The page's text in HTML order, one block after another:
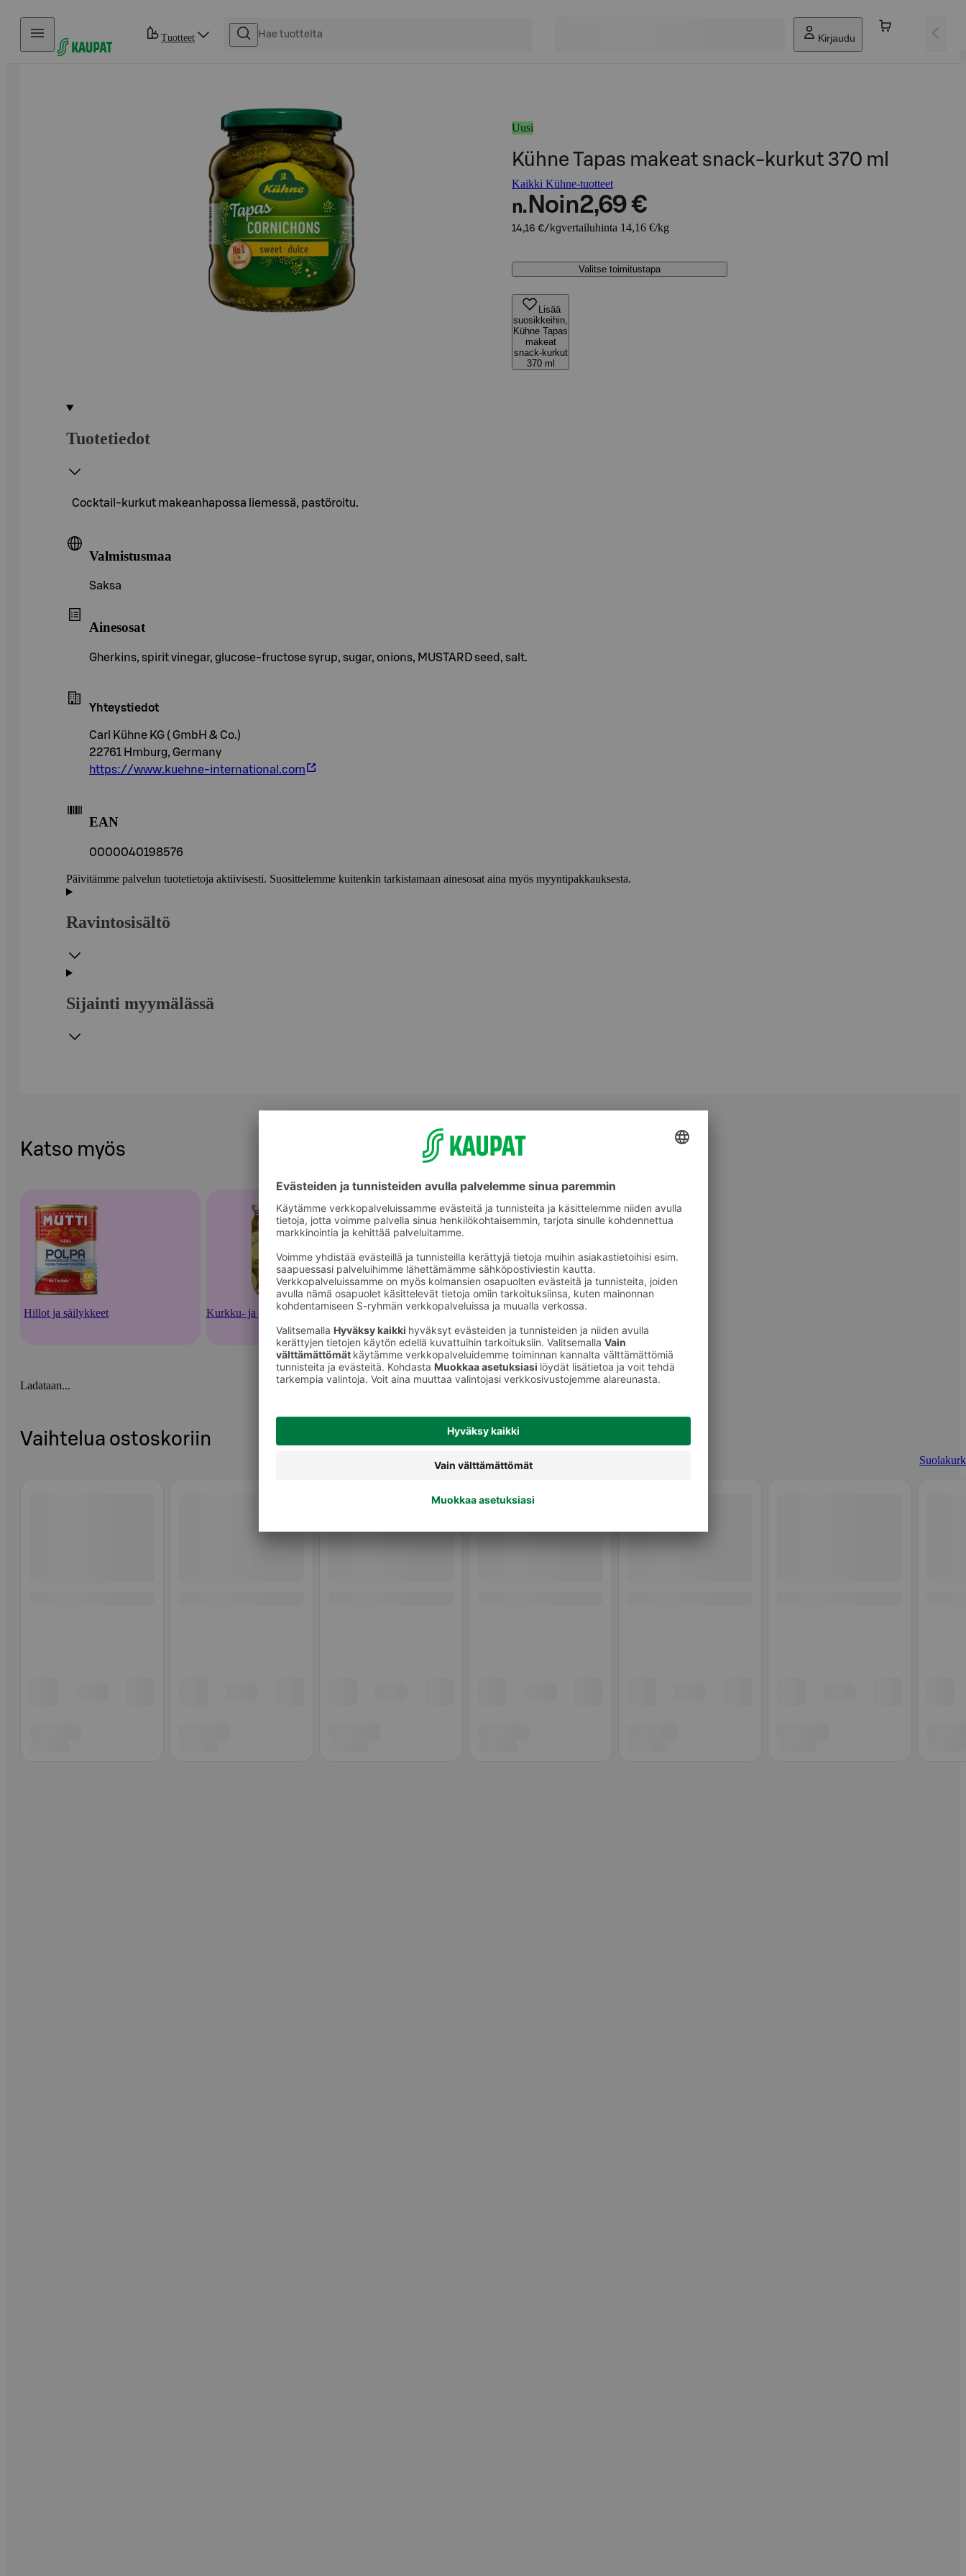
Hyppää sisältöön
Tuotteet Kirjaudu
Uusi
Kühne Tapas makeat snack-kurkut 370 ml
Kaikki Kühne-tuotteet
n. Noin2,69 €
14,16 €/kgvertailuhinta 14,16 €/kg
Valitse toimitustapa
Lisää
suosikkeihin,
Kühne Tapas
makeat
snack-kurkut
370 ml
Tuotetiedot
Cocktail-kurkut makeanhapossa liemessä, pastöroitu.
Valmistusmaa
Saksa
Ainesosat
Gherkins, spirit vinegar, glucose-fructose syrup, sugar, onions, MUSTARD seed, salt.
Yhteystiedot
Carl Kühne KG ( GmbH & Co.)
22761 Hmburg, Germany
https://www.kuehne-international.com
EAN
0000040198576
Päivitämme palvelun tuotetietoja aktiivisesti. Suosittelemme kuitenkin tarkistamaan ainesosat aina myös myyntipakkauksesta.
Ravintosisältö
Sijainti myymälässä
Katso myös
Hillot ja säilykkeet Kurkku- ja punajuurisäilykkeet Suolakurkut
Ladataan...
Vaihtelua ostoskoriin